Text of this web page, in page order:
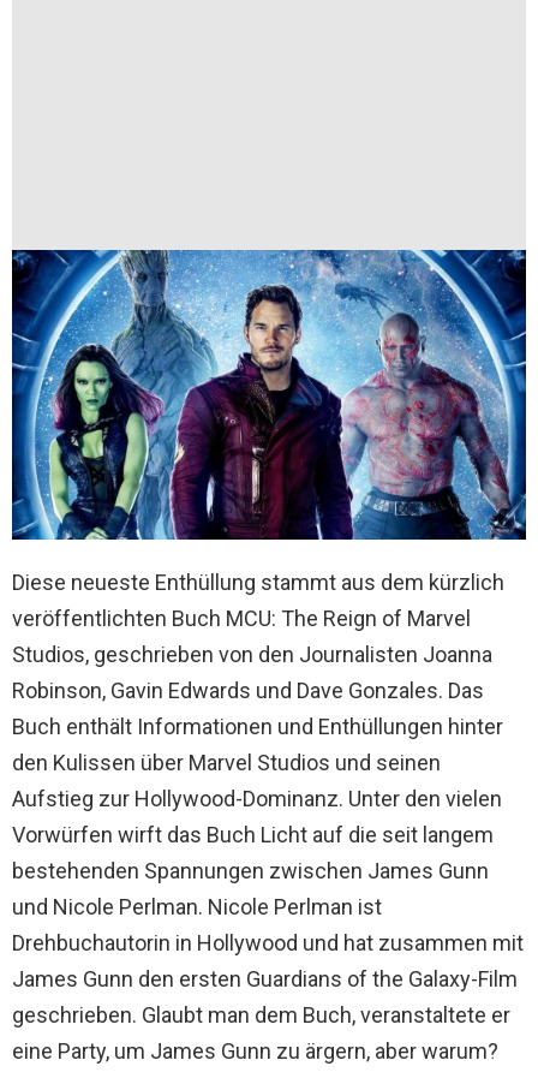
Diese neueste Enthüllung stammt aus dem kürzlich
veröffentlichten Buch MCU: The Reign of Marvel
Studios, geschrieben von den Journalisten Joanna
Robinson, Gavin Edwards und Dave Gonzales. Das
Buch enthält Informationen und Enthüllungen hinter
den Kulissen über Marvel Studios und seinen
Aufstieg zur Hollywood-Dominanz. Unter den vielen
Vorwürfen wirft das Buch Licht auf die seit langem
bestehenden Spannungen zwischen James Gunn
und Nicole Perlman. Nicole Perlman ist
Drehbuchautorin in Hollywood und hat zusammen mit
James Gunn den ersten Guardians of the Galaxy-Film
geschrieben. Glaubt man dem Buch, veranstaltete er
eine Party, um James Gunn zu ärgern, aber warum?